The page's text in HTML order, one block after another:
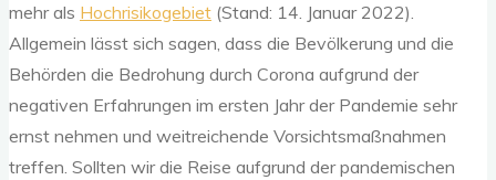
mehr als Hochrisikogebiet (Stand: 14. Januar 2022).
Allgemein lässt sich sagen, dass die Bevölkerung und die
Behörden die Bedrohung durch Corona aufgrund der
negativen Erfahrungen im ersten Jahr der Pandemie sehr
ernst nehmen und weitreichende Vorsichtsmaßnahmen
treffen. Sollten wir die Reise aufgrund der pandemischen